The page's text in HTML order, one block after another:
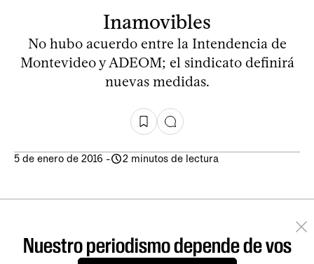
Inamovibles
No hubo acuerdo entre la Intendencia de
Montevideo y ADEOM; el sindicato definirá
nuevas medidas.
5 de enero de 2016 - 2 minutos de lectura
Nuestro periodismo depende de vos